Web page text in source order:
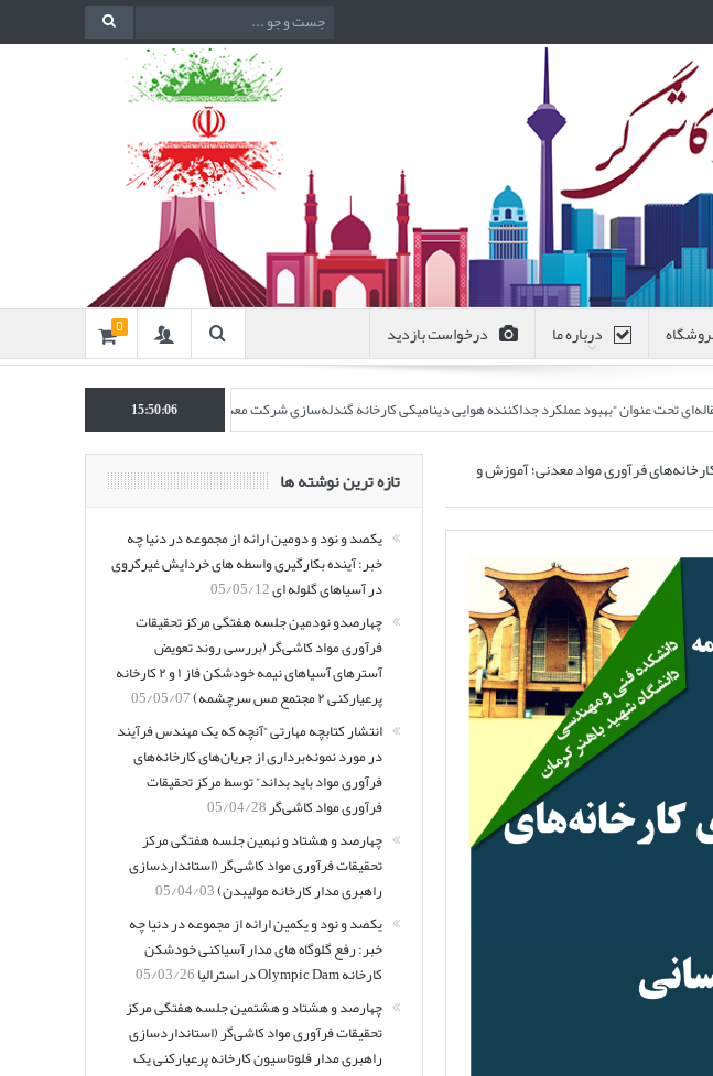
درباره ما درخواست بازدید 0
تحت عنوان “بهبود عملکرد جداکننده هوایی دینامیکی کارخانه گندله‌سازی شرکت معدنی و صنعتی گل‌گهر” در نشریه
15:50:07
فرآوری مواد معدنی؛ آموزش و تازه ترین نوشته ها
یکصد و نود و دومین ارائه از مجموعه در دنیا چه
خبر: آینده بکارگیری واسطه های خردایش غیرکروی
در آسیاهای گلوله ای05/05/12
چهارصدو نودمین جلسه هفتگی مرکز تحقیقات
فرآوری مواد کاشی‌گر (بررسی روند تعویض
آسترهای آسیاهای نیمه خودشکن فاز ۱ و ۲ کارخانه
پرعیارکنی ۲ مجتمع مس سرچشمه)
05/05/07
انتشار کتابچه مهارتی “آنچه که یک مهندس فرآیند
در مورد نمونه‌برداری از جریان‌های کارخانه‌های
فرآوری مواد باید بداند” توسط مرکز تحقیقات
فرآوری مواد کاشی‌گر05/04/28
چهارصد و هشتاد و نهمین جلسه هفتگی مرکز
تحقیقات فرآوری مواد کاشی‌گر (استانداردسازی
راهبری مدار کارخانه مولیبدن)05/04/03
یکصد و نود و یکمین ارائه از مجموعه در دنیا چه
خبر: رفع گلوگاه های مدار آسیاکنی خودشکن
کارخانه Olympic Dam در استرالیا
05/03/26
چهارصد و هشتاد و هشتمین جلسه هفتگی مرکز
تحقیقات فرآوری مواد کاشی‌گر (استانداردسازی
راهبری مدار فلوتاسیون کارخانه پرعیارکنی یک